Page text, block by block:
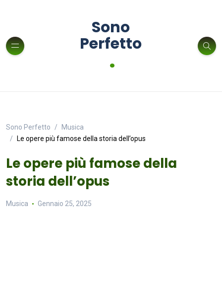
Sono
Perfetto
.
Sono Perfetto
Musica
Le opere più famose della storia dell’opus
Le opere più famose della
storia dell’opus
Musica Gennaio 25, 2025